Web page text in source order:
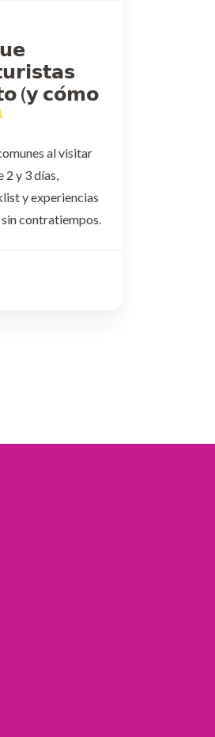
(𝘆 𝗰𝗼́𝗺𝗼
al visitar
2 y 3 días,
y experiencias
contratiempos.
miradores y